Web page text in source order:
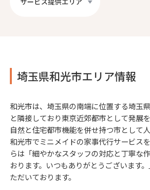
埼玉県和光市エリア情報
和光市は、埼玉県の南端に位置する埼玉
と隣接しており東京近郊都市として発展
自然と住宅都市機能を併せ持つ市として人
和光市でミニメイドの家事代行サービス
らは「細やかなスタッフの対応と丁寧な
おります。いつもありがとうございます
ただいております。